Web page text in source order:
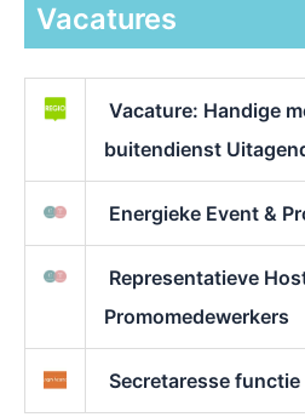
Vacatures
Vacature: Handige
buitendienst
Energieke Event &
Representatieve
Promomedewerkers
Secretaresse